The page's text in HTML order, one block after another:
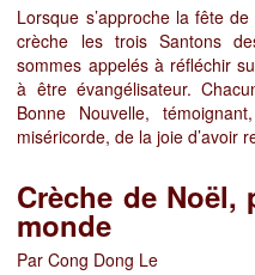
Lorsque s’approche la fête
crèche les trois Santons
sommes appelés à réfléchir
à être évangélisateur.
Bonne Nouvelle,
miséricorde, de la joie d’avoir
Crèche de
monde
Par Cong Dong Le